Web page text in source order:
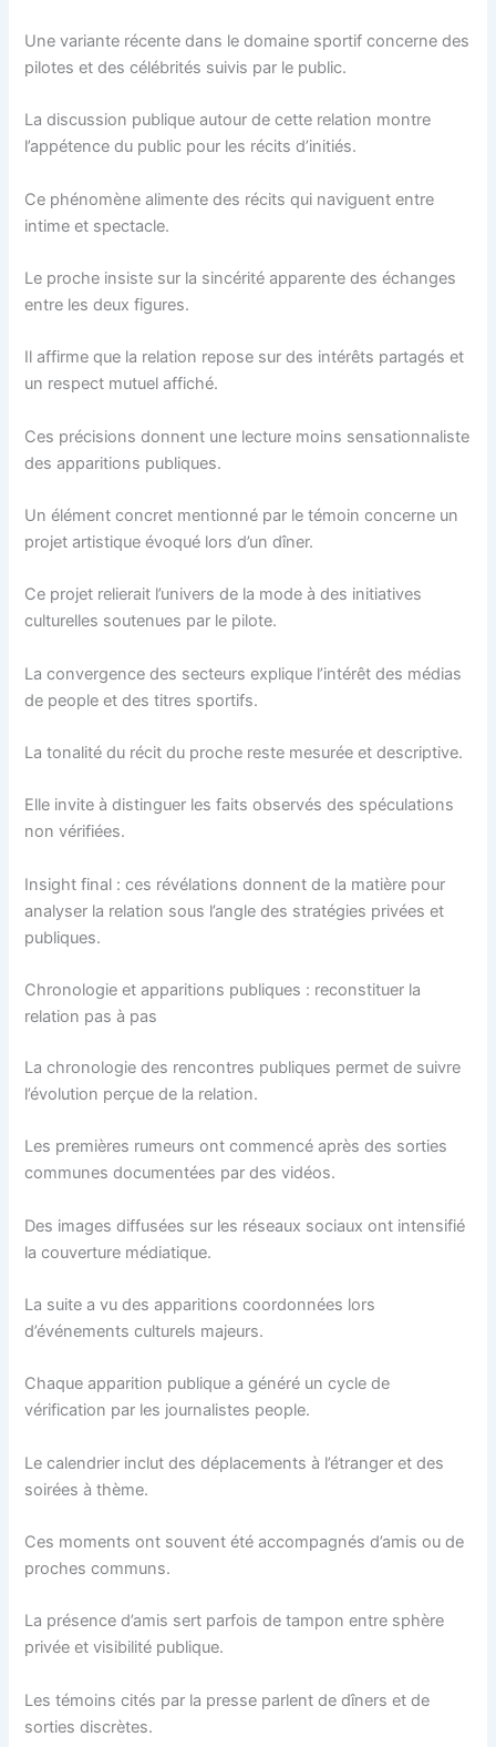
Une variante récente dans le domaine sportif concerne des
pilotes et des célébrités suivis par le public.
La discussion publique autour de cette relation montre
l’appétence du public pour les récits d’initiés.
Ce phénomène alimente des récits qui naviguent entre
intime et spectacle.
Le proche insiste sur la sincérité apparente des échanges
entre les deux figures.
Il affirme que la relation repose sur des intérêts partagés et
un respect mutuel affiché.
Ces précisions donnent une lecture moins sensationnaliste
des apparitions publiques.
Un élément concret mentionné par le témoin concerne un
projet artistique évoqué lors d’un dîner.
Ce projet relierait l’univers de la mode à des initiatives
culturelles soutenues par le pilote.
La convergence des secteurs explique l’intérêt des médias
de people et des titres sportifs.
La tonalité du récit du proche reste mesurée et descriptive.
Elle invite à distinguer les faits observés des spéculations
non vérifiées.
Insight final : ces révélations donnent de la matière pour
analyser la relation sous l’angle des stratégies privées et
publiques.
Chronologie et apparitions publiques : reconstituer la
relation pas à pas
La chronologie des rencontres publiques permet de suivre
l’évolution perçue de la relation.
Les premières rumeurs ont commencé après des sorties
communes documentées par des vidéos.
Des images diffusées sur les réseaux sociaux ont intensifié
la couverture médiatique.
La suite a vu des apparitions coordonnées lors
d’événements culturels majeurs.
Chaque apparition publique a généré un cycle de
vérification par les journalistes people.
Le calendrier inclut des déplacements à l’étranger et des
soirées à thème.
Ces moments ont souvent été accompagnés d’amis ou de
proches communs.
La présence d’amis sert parfois de tampon entre sphère
privée et visibilité publique.
Les témoins cités par la presse parlent de dîners et de
sorties discrètes.